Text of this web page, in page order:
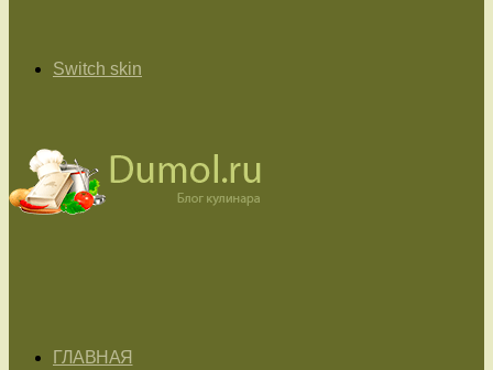
Switch skin
ГЛАВНАЯ